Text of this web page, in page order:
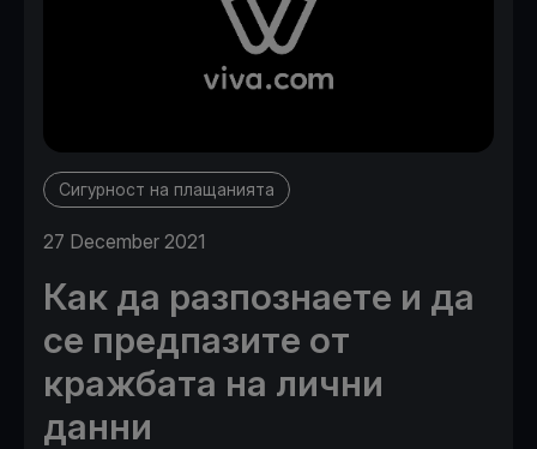
Сигурност на плащанията
27 December 2021
Как да разпознаете и да
се предпазите от
кражбата на лични
данни